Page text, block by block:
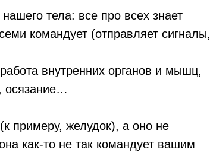
тела: все про всех знает
командует (отправляет сигналы,
внутренних органов и мышц,
осязание…
примеру, желудок), а оно не
как-то не так командует вашим